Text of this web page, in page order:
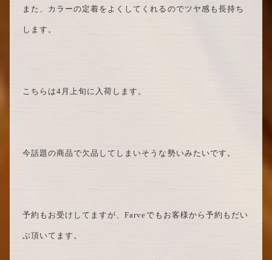
また、カラーの定着をよくしてくれるのでツヤ感も長持ち
します。
こちらは4月上旬に入荷します。
今話題の商品で欠品してしまいそうな勢いみたいです。
予約もお受けしてますが、Farveでもお客様から予約もだい
ぶ頂いてます。